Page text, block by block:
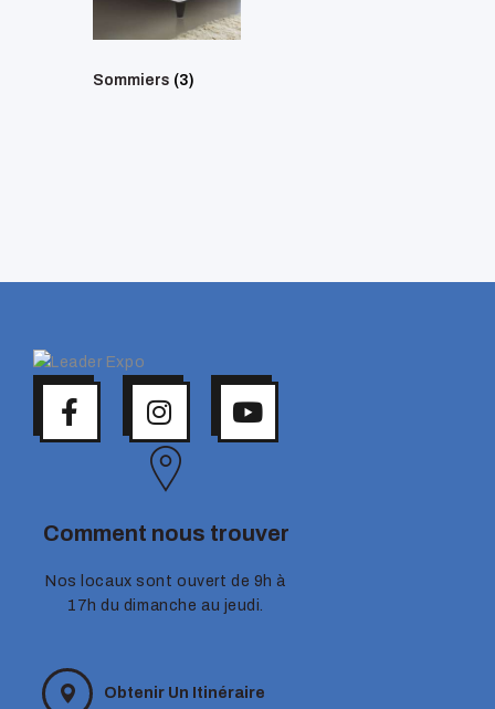
Sommiers (3)
Comment nous trouver
Nos locaux sont ouvert de 9h à
17h du dimanche au jeudi.
Obtenir Un Itinéraire